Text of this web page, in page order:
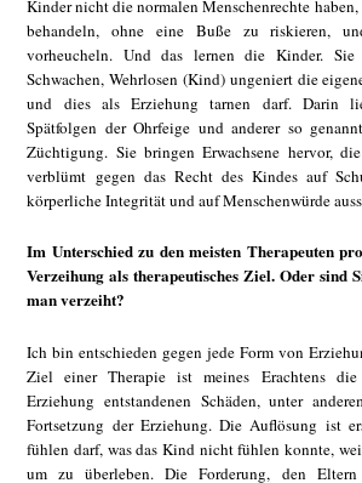
Kinder nicht die normalen Menschenrechte haben,
behandeln, ohne eine Buße zu riskieren,
vorheucheln. Und das lernen die Kinder. Sie
Schwachen, Wehrlosen (Kind) ungeniert die
und dies als Erziehung tarnen darf. Darin
Spätfolgen der Ohrfeige und anderer so
Züchtigung. Sie bringen Erwachsene hervor,
verblümt gegen das Recht des Kindes auf
körperliche Integrität und auf Menschenwürde
Im Unterschied zu den meisten Therapeuten
Verzeihung als therapeutisches Ziel. Oder sind
man verzeiht?
Ich bin entschieden gegen jede Form von
Ziel einer Therapie ist meines Erachtens
Erziehung entstandenen Schäden, unter
Fortsetzung der Erziehung. Die Auflösung ist
fühlen darf, was das Kind nicht fühlen konnte,
um zu überleben. Die Forderung, den